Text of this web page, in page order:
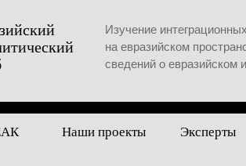
Изучение
на евразийском
сведений о евразийском
Наши проекты Эксперты